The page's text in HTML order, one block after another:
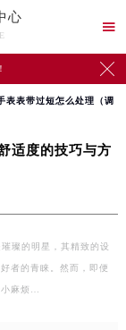
心


表表带过短怎么处理（调
适度的技巧与方
璨的明星，其精致的设
者的青睐。然而，即便
麻烦…